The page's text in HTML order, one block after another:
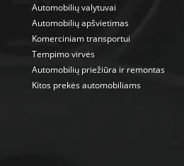
Automobilių valytuvai
Automobilių apšvietimas
Komerciniam transportui
Tempimo virvės
Automobilių priežiūra ir remontas
Kitos prekės automobiliams